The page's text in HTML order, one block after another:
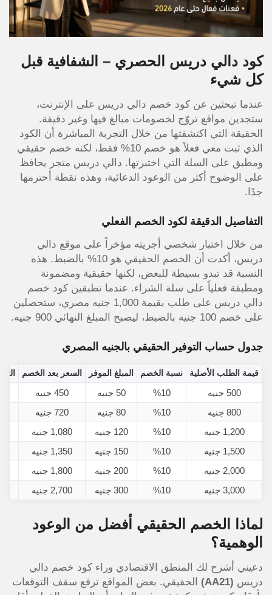
كود دالي دريس الحصري – الشفافية قبل
كل شيء
عندما تبحثين عن كود خصم دالي دريس على الإنترنت،
ستجدين مواقع تروّج لخصومات مبالغ فيها وغير دقيقة.
الحقيقة التي اكتشفتها من خلال التجربة المباشرة أن الكود
الذي ثبت معي فعلاً هو خصم 10% فقط، لكنه خصم حقيقي
ومطبق على السلة التي اختبرتها. دالي دريس متجر يحافظ
على الوضوح أكثر من الوعود الدعائية، وهذه نقطة أحترمها
جدًا.
التفاصيل الدقيقة لكود الخصم الفعلي
من خلال اختبار شخصي أجريته مؤخراً على موقع دالي
دريس، أكدت أن الخصم الحقيقي هو 10% بالضبط. هذه
النسبة قد تبدو بسيطة للبعض، لكنها حقيقية ومضمونة
ومطبقة فعلياً على سلة الشراء. عندما تطبقين كود خصم
دالي دريس على طلب بقيمة 1,000 جنيه مصري، ستحصلين
على خصم 100 جنيه بالضبط، ليصبح المبلغ النهائي 900 جنيه.
جدول حساب التوفير الحقيقي بالجنيه المصري
قيمة الطلب الأصلية نسبة الخصم المبلغ الموفر السعر بعد الخصم
500 جنيه %10 50 جنيه
450 جنيه
800 جنيه
%10 80 جنيه
720 جنيه
1,200 جنيه
%10 120 جنيه
1,080 جنيه
1,500 جنيه
%10 150 جنيه
1,350 جنيه
2,000 جنيه
%10 200 جنيه
1,800 جنيه
3,000 جنيه
%10 300 جنيه 2,700 جنيه
لماذا الخصم الحقيقي أفضل من الوعود
الوهمية؟
دعيني أشرح لك المنطق الاقتصادي وراء كود خصم دالي
دريس (AA21)
الحقيقي. بعض المواقع ترفع سقف التوقعات